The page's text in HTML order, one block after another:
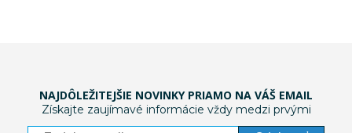
NAJDÔLEŽITEJŠIE NOVINKY PRIAMO NA VÁŠ EMAIL
Získajte zaujímavé informácie vždy medzi prvými